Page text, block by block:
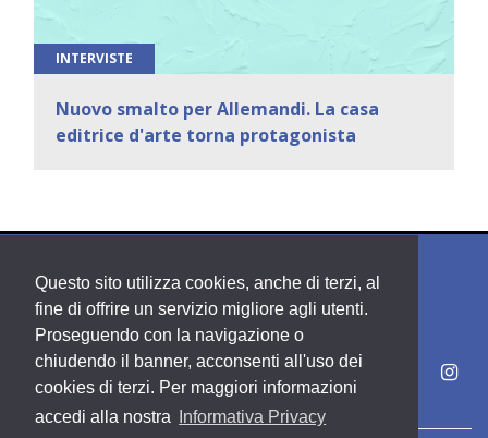
Questo sito utilizza cookies, anche di terzi, al
fine di offrire un servizio migliore agli utenti.
Proseguendo con la navigazione o
chiudendo il banner, acconsenti all'uso dei
cookies di terzi. Per maggiori informazioni
accedi alla nostra
Informativa Privacy
INTERVISTE
Nuovo smalto per Allemandi. La casa
editrice d'arte torna protagonista